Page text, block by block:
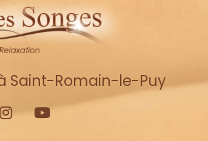
Saint-Romain-le-Puy